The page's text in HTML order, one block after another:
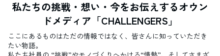
私たちの挑戦・想い・今をお伝えするオウン
ドメディア「CHALLENGERS」
ここにあるものはただの情報ではなく、皆さんに知っていただき
たい物語。